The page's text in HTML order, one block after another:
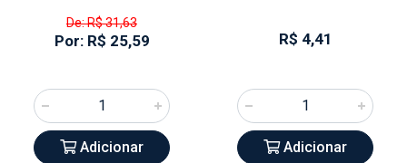
De: R$ 31,63
Por: R$ 25,59
Adicionar
R$ 4,41
Adicionar